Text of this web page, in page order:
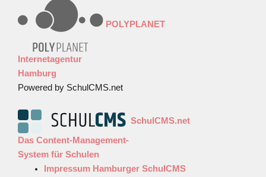
POLYPLANET
Internetagentur
Hamburg
Powered by SchulCMS.net
SchulCMS.net
Das Content-Management-
System für Schulen
Impressum Hamburger SchulCMS